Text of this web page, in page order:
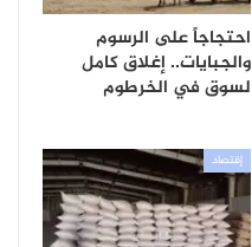
احتجاجاً على الرسوم
والجبايات.. إغلاق كامل
لسوق في الخرطوم
إقتصاد